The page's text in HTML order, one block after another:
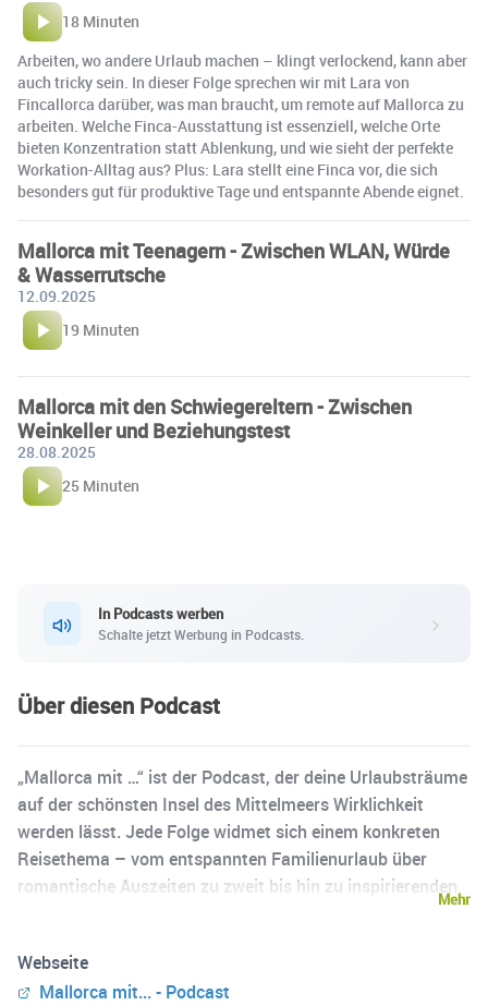
18 Minuten
Arbeiten, wo andere Urlaub machen – klingt verlockend, kann aber
auch tricky sein. In dieser Folge sprechen wir mit Lara von
Fincallorca darüber, was man braucht, um remote auf Mallorca zu
arbeiten. Welche Finca-Ausstattung ist essenziell, welche Orte
bieten Konzentration statt Ablenkung, und wie sieht der perfekte
Workation-Alltag aus? Plus: Lara stellt eine Finca vor, die sich
besonders gut für produktive Tage und entspannte Abende eignet.
Mallorca mit Teenagern - Zwischen WLAN, Würde
& Wasserrutsche
12.09.2025
19 Minuten
Mallorca mit den Schwiegereltern - Zwischen
Weinkeller und Beziehungstest
28.08.2025
25 Minuten
In Podcasts werben
Schalte jetzt Werbung in Podcasts.
Über diesen Podcast
„Mallorca mit …“ ist der Podcast, der deine Urlaubsträume
auf der schönsten Insel des Mittelmeers Wirklichkeit
werden lässt. Jede Folge widmet sich einem konkreten
Reisethema – vom entspannten Familienurlaub über
romantische Auszeiten zu zweit bis hin zu inspirierenden
Empfehlungen, die perfekt zu deinem Reisestil passen. Ob
du noch von Mallorca träumst oder schon mitten in der
Mehr
Webseite
Mallorca mit... - Podcast